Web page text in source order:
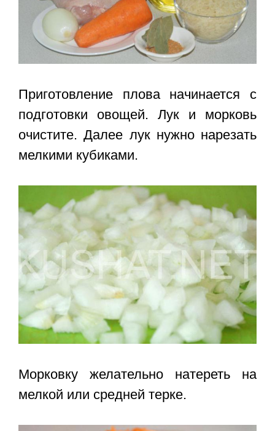
Приготовление плова начинается с
подготовки овощей. Лук и морковь
очистите. Далее лук нужно нарезать
мелкими кубиками.
Морковку желательно натереть на
мелкой или средней терке.